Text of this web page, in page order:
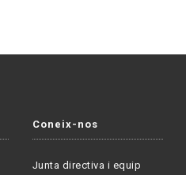
Coneix-nos
Junta directiva i equip